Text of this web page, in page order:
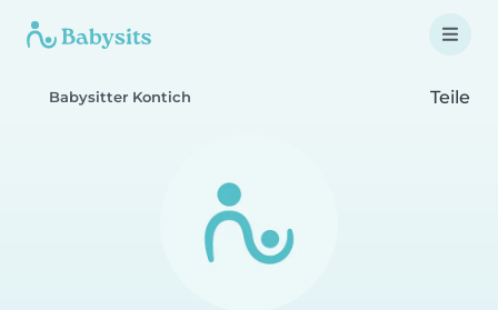
Babysitter Kontich Teile